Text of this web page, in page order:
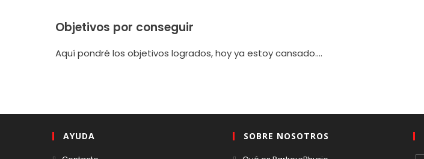
Objetivos por conseguir
Aquí pondré los objetivos logrados, hoy ya estoy cansado….
AYUDA SOBRE NOSOTROS